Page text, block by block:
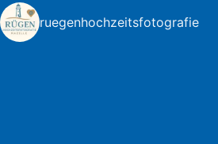
ruegenhochzeitsfotografie